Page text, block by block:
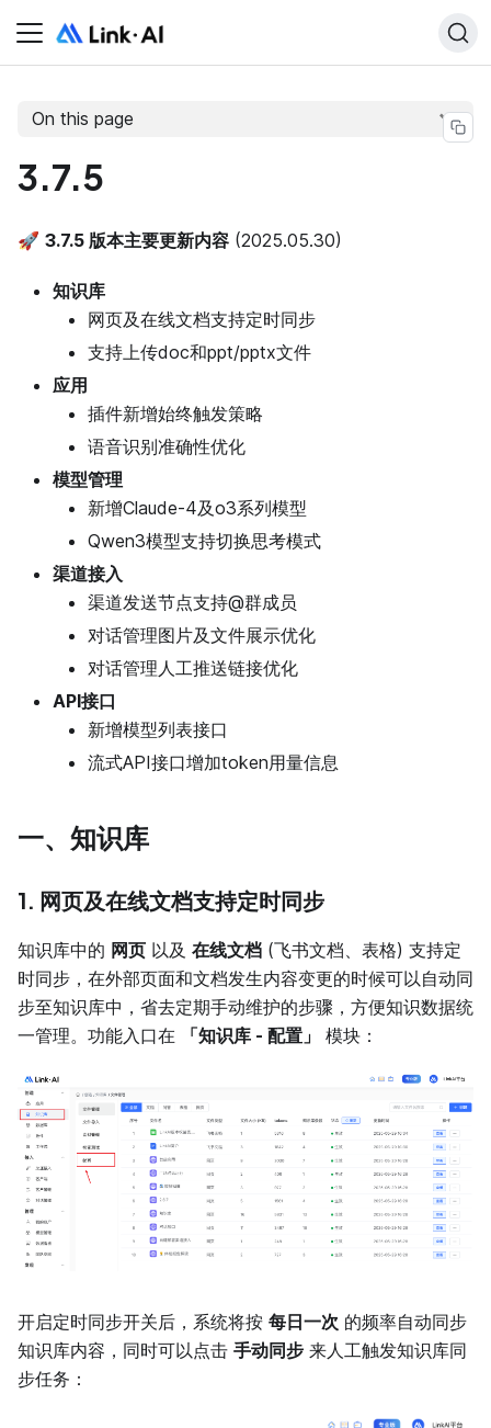
On this page
3.7.5
🚀 3.7.5 版本主要更新内容 (2025.05.30)
知识库
网页及在线文档支持定时同步
支持上传doc和ppt/pptx文件
应用
插件新增始终触发策略
语音识别准确性优化
模型管理
新增Claude-4及o3系列模型
Qwen3模型支持切换思考模式
渠道接入
渠道发送节点支持@群成员
对话管理图片及文件展示优化
对话管理人工推送链接优化
API接口
新增模型列表接口
流式API接口增加token用量信息
一、知识库
1. 网页及在线文档支持定时同步
知识库中的 网页 以及 在线文档 (飞书文档、表格) 支持定
时同步，在外部页面和文档发生内容变更的时候可以自动同
步至知识库中，省去定期手动维护的步骤，方便知识数据统
一管理。功能入口在
「知识库 - 配置」 模块：
开启定时同步开关后，系统将按 每日一次 的频率自动同步
知识库内容，同时可以点击 手动同步 来人工触发知识库同
步任务：